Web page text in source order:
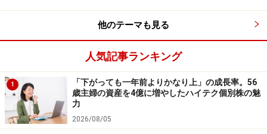
他のテーマも見る
人気記事ランキング
1
「下がっても一年前よりかなり上」の成長率。56
歳主婦の資産を4億に増やしたハイテク個別株の魅
力
2026/08/05